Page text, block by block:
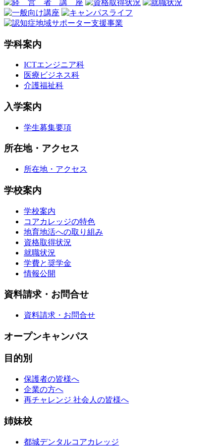
学科案内
ICTエンジニア科
医療ビジネス科
介護福祉科
入学案内
学生募集要項
所在地・アクセス
所在地・アクセス
学校案内
学校案内
コアカレッジの特色
地育地活への取り組み
資格取得状況
就職状況
学費と奨学金
情報公開
資料請求・お問合せ
資料請求・お問合せ
オープンキャンパス
目的別
保護者の皆様へ
企業の方へ
再チャレンジ 社会人の皆様へ
姉妹校
都城デンタルコアカレッジ